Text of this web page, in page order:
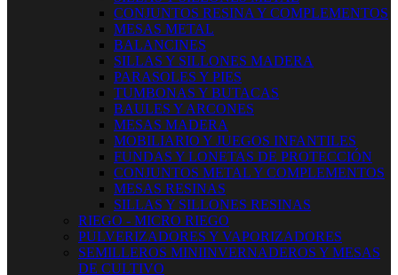
CONJUNTOS RESINA Y COMPLEMENTOS
MESAS METAL
BALANCINES
SILLAS Y SILLONES MADERA
PARASOLES Y PIES
TUMBONAS Y BUTACAS
BAULES Y ARCONES
MESAS MADERA
MOBILIARIO Y JUEGOS INFANTILES
FUNDAS Y LONETAS DE PROTECCIÓN
CONJUNTOS METAL Y COMPLEMENTOS
MESAS RESINAS
SILLAS Y SILLONES RESINAS
RIEGO - MICRO RIEGO
PULVERIZADORES Y VAPORIZADORES
SEMILLEROS MINIINVERNADEROS Y MESAS
DE CULTIVO